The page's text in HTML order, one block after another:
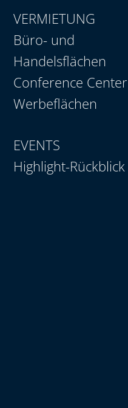
VERMIETUNG
Büro- und
Handelsflächen
Conference Center
Werbeflächen
EVENTS
Highlight-Rückblick